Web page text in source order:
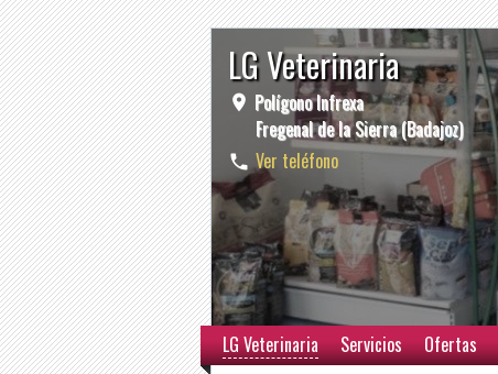
LG Veterinaria
Polígono Infrexa
Fregenal de la Sierra (Badajoz)
Ver teléfono
LG Veterinaria Servicios Ofertas